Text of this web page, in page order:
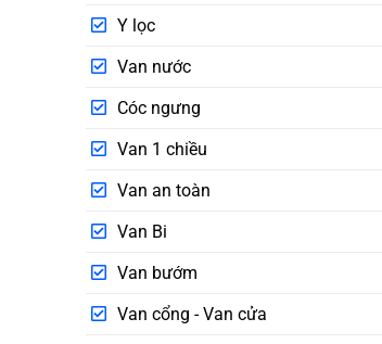
Y lọc
Van nước
Cóc ngưng
Van 1 chiều
Van an toàn
Van Bi
Van bướm
Van cổng - Van cửa